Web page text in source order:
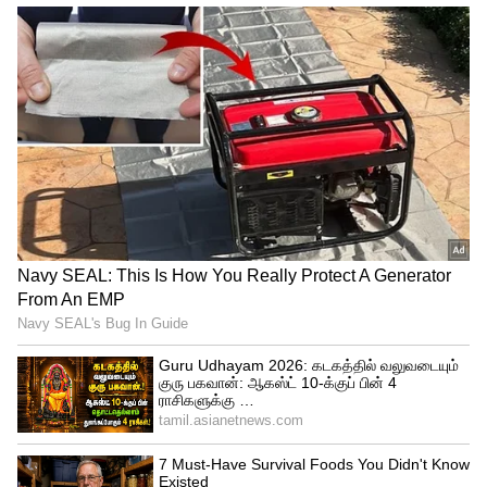
கருத்தை வெளியிட்டுள்ளார் சுதீப். வடக்கு
மற்றும் தெற்கு இடையே உள்ள
தடைகுறைந்து வருவதாக கூறியவர், முன்பு
தென்னிந்திய படங்கள் வடக்கே வரும்
ஆனால் சேட்டிலைட் டிவில்தான் வரும்.
டப்பிங் செய்யப்பட்டு வெளியான படங்கள்
தற்போது திரையரங்குகளில் வெளியாகி
ஹிட் அடித்து வருகிறது.